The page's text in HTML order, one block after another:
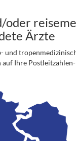
oder
Ärzte
und
auf Ihre